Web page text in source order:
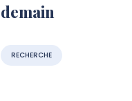
demain
RECHERCHE